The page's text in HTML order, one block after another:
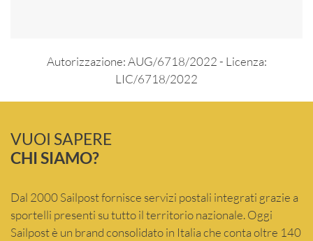
Autorizzazione: AUG/6718/2022 - Licenza:
LIC/6718/2022
VUOI SAPERE
CHI SIAMO?
Dal 2000 Sailpost fornisce servizi postali integrati grazie a
sportelli presenti su tutto il territorio nazionale. Oggi
Sailpost è un brand consolidato in Italia che conta oltre 140